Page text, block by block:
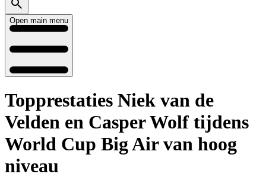
Open main menu
Topprestaties Niek van de
Velden en Casper Wolf tijdens
World Cup Big Air van hoog
niveau